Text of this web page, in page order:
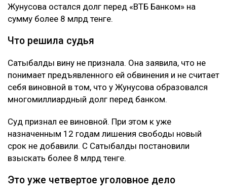
Жунусова остался долг перед «ВТБ Банком» на
сумму более 8 млрд тенге.
Что решила судья
Сатыбалды вину не признала. Она заявила, что не
понимает предъявленного ей обвинения и не считает
себя виновной в том, что у Жунусова образовался
многомиллиардный долг перед банком.
Суд признал ее виновной. При этом к уже
назначенным 12 годам лишения свободы новый
срок не добавили. С Сатыбалды постановили
взыскать более 8 млрд тенге.
Это уже четвертое уголовное дело